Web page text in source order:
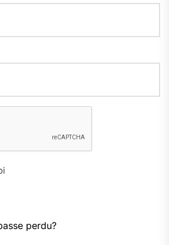
perdu?